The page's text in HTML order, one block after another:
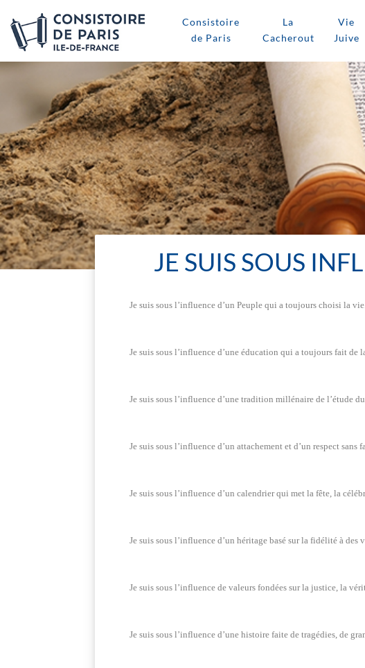
Consistoire
de Paris
La
Cacherout
Vie
Juive
JE SUIS SOUS
Je suis sous l’influence d’un Peuple qui a toujours choisi la
Je suis sous l’influence d’une éducation qui a toujours fait de
Je suis sous l’influence d’une tradition millénaire de l’étude
Je suis sous l’influence d’un attachement et d’un respect
Je suis sous l’influence d’un calendrier qui met la fête, la
Je suis sous l’influence d’un héritage basé sur la fidélité à des
Je suis sous l’influence de valeurs fondées sur la justice, la
Je suis sous l’influence d’une histoire faite de tragédies, de